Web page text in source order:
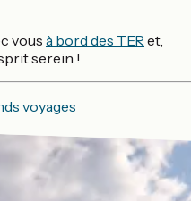
vous à bord des TERet,
serein !
voyages